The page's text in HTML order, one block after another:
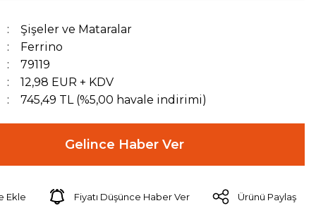
Şişeler ve Mataralar
Ferrino
79119
12,98 EUR + KDV
745,49 TL (%5,00 havale indirimi)
Gelince Haber Ver
Fiyatı Düşünce Haber Ver Ürünü Paylaş